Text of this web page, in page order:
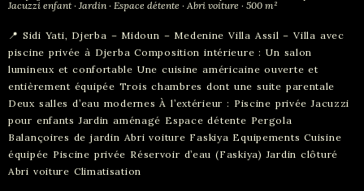
Jacuzzi enfant · Jardin · Espace détente · Abri voiture · 500 m²
📍 Sidi Yati, Djerba – Midoun – Medenine Villa Assil – Villa avec
piscine privée à Djerba Composition intérieure : Un salon
lumineux et confortable Une cuisine américaine ouverte et
entièrement équipée Trois chambres dont une suite parentale
Deux salles d’eau modernes À l’extérieur : Piscine privée Jacuzzi
pour enfants Jardin aménagé Espace détente Pergola
Balançoires de jardin Abri voiture Faskiya Equipements Cuisine
équipée Piscine privée Réservoir d’eau (Faskiya) Jardin clôturé
Abri voiture Climatisation